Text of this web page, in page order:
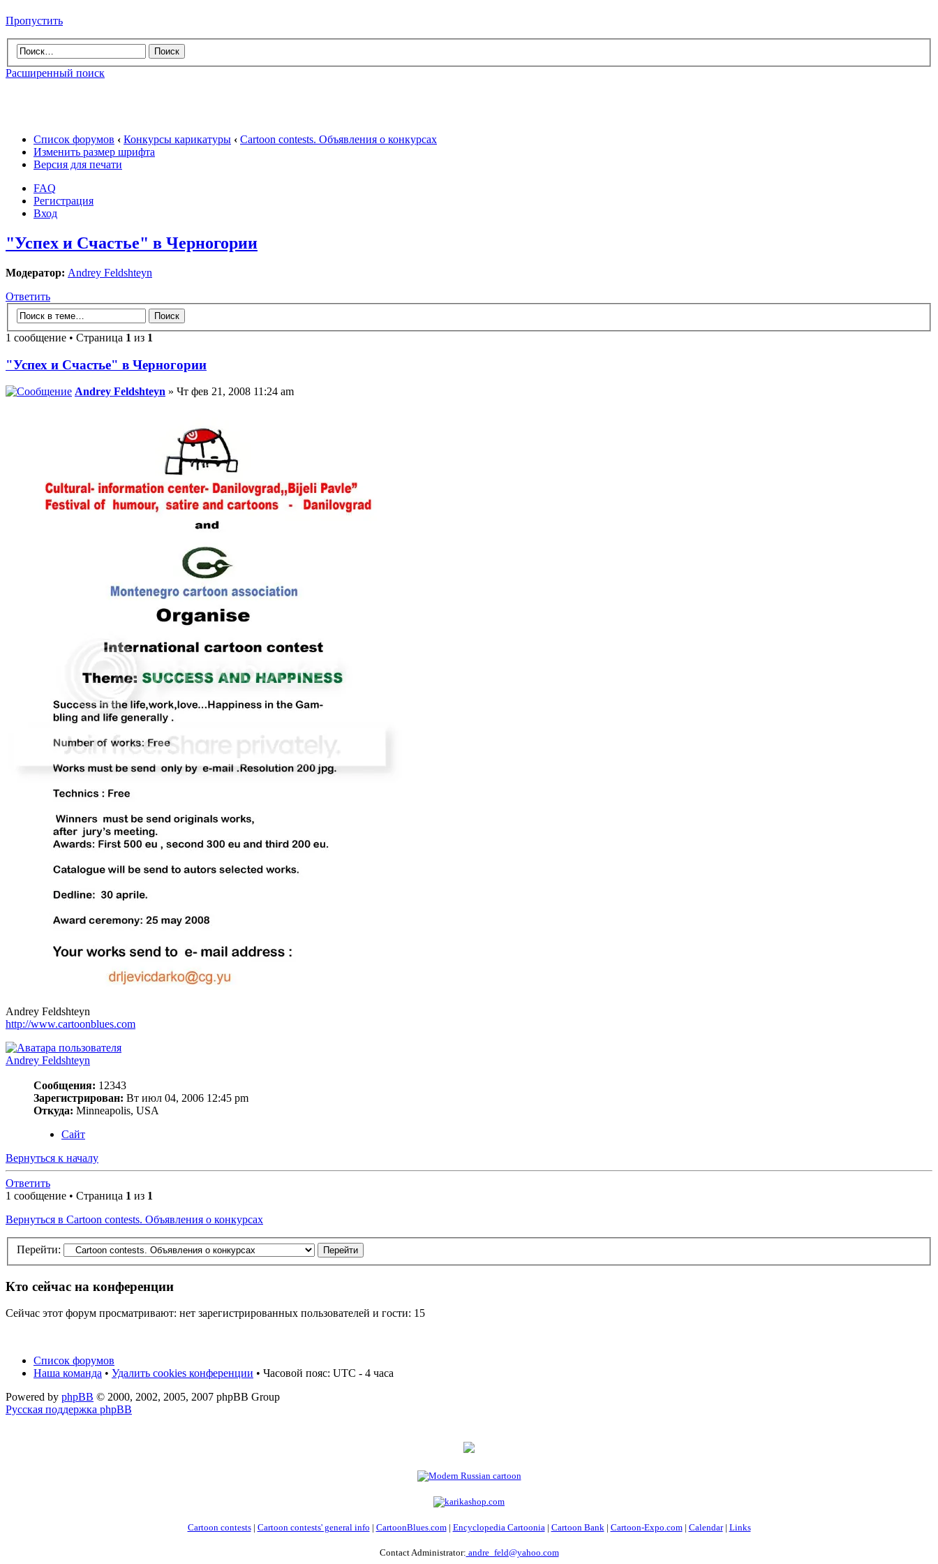
Пропустить
Расширенный поиск
Список форумов ‹ Конкурсы карикатуры ‹ Cartoon contests. Объявления о конкурсах
Изменить размер шрифта
Версия для печати
FAQ
Регистрация
Вход
"Успех и Счастье" в Черногории
Модератор: Andrey Feldshteyn
Ответить
1 сообщение • Страница 1 из 1
"Успех и Счастье" в Черногории
Andrey Feldshteyn » Чт фев 21, 2008 11:24 am
Andrey Feldshteyn
http://www.cartoonblues.com
Andrey Feldshteyn
Сообщения: 12343
Зарегистрирован: Вт июл 04, 2006 12:45 pm
Откуда: Minneapolis, USA
Сайт
Вернуться к началу
Ответить
1 сообщение • Страница 1 из 1
Вернуться в Cartoon contests. Объявления о конкурсах
Перейти:
Кто сейчас на конференции
Сейчас этот форум просматривают: нет зарегистрированных пользователей и гости: 15
Список форумов
Наша команда • Удалить cookies конференции • Часовой пояс: UTC - 4 часа
Powered by phpBB © 2000, 2002, 2005, 2007 phpBB Group
Русская поддержка phpBB
Cartoon contests| Cartoon contests' general info | CartoonBlues.com| Encyclopedia Cartoonia| Cartoon Bank| Cartoon-Expo.com| Calendar| Links
Contact Administrator: andre_feld@yahoo.com